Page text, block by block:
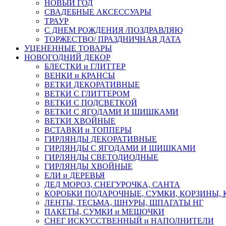
НОВЫЙ ГОД
СВАДЕБНЫЕ АКСЕССУАРЫ
ТРАУР
С ДНЕМ РОЖДЕНИЯ /ПОЗДРАВЛЯЮ
ТОРЖЕСТВО/ ПРАЗДНИЧНАЯ ДАТА
УЦЕНЕННЫЕ ТОВАРЫ
НОВОГОДНИЙ ДЕКОР
БЛЕСТКИ и ГЛИТТЕР
ВЕНКИ и КРАНСЫ
ВЕТКИ ДЕКОРАТИВНЫЕ
ВЕТКИ С ГЛИТТЕРОМ
ВЕТКИ С ПОДСВЕТКОЙ
ВЕТКИ С ЯГОДАМИ И ШИШКАМИ
ВЕТКИ ХВОЙНЫЕ
ВСТАВКИ и ТОППЕРЫ
ГИРЛЯНДЫ ДЕКОРАТИВНЫЕ
ГИРЛЯНДЫ С ЯГОДАМИ И ШИШКАМИ
ГИРЛЯНДЫ СВЕТОДИОДНЫЕ
ГИРЛЯНДЫ ХВОЙНЫЕ
ЕЛИ и ДЕРЕВЬЯ
ДЕД МОРОЗ, СНЕГУРОЧКА, САНТА
КОРОБКИ ПОДАРОЧНЫЕ, СУМКИ,
ЛЕНТЫ, ТЕСЬМА, ШНУРЫ, ШПАГАТЫ НГ
ПАКЕТЫ, СУМКИ и МЕШОЧКИ
СНЕГ ИСКУССТВЕННЫЙ и НАПОЛНИТЕЛИ